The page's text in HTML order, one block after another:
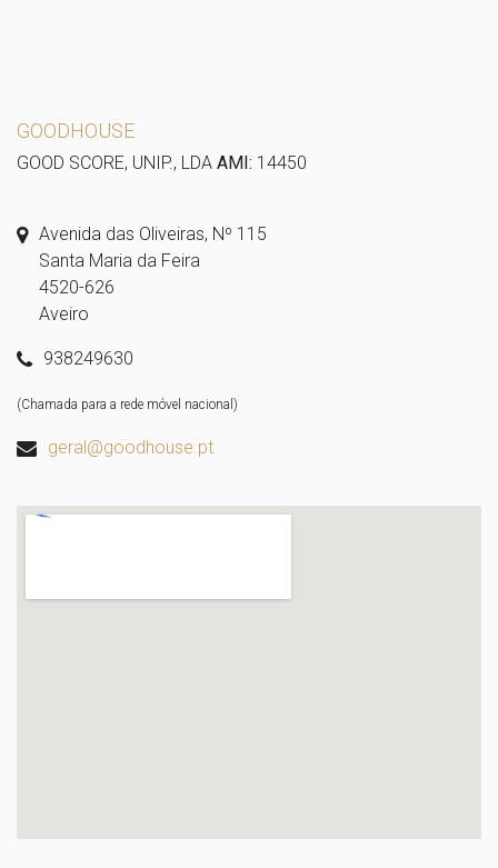
GOODHOUSE
GOOD SCORE, UNIP., LDA AMI: 14450
Avenida das Oliveiras, Nº 115
Santa Maria da Feira
4520-626
Aveiro
938249630
(Chamada para a rede móvel nacional)
geral@goodhouse.pt